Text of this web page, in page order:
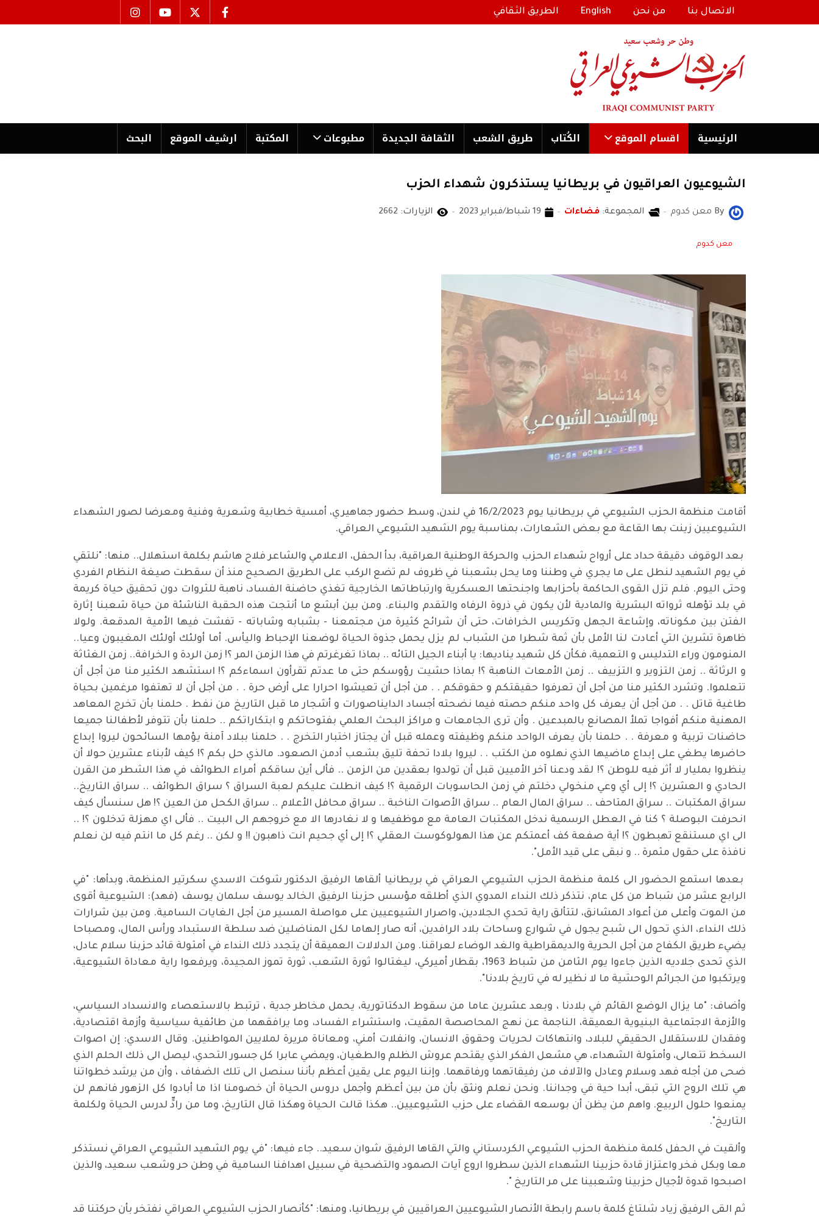
الاتصال بنا من نحن English الطريق الثقافي
الرئیسية اقسام الموقع الكُتاب طریق الشعب الثقافة الجدیدة مطبوعات المكتبة ارشیف الموقع البحث
الشيوعيون العراقيون في بريطانيا يستذكرون شهداء الحزب
By معن كدوم المجموعة: فضاءات 19 شباط/فبراير 2023 الزيارات: 2662
معن كدوم
أقامت منظمة الحزب الشيوعي في بريطانيا يوم 16/2/2023 في لندن، وسط حضور جماهيري، أمسية خطابية وشعرية وفنية ومعرضا لصور الشهداء
الشيوعيين زينت بها القاعة مع بعض الشعارات، بمناسبة يوم الشهيد الشيوعي العراقي.
بعد الوقوف دقيقة حداد على أرواح شهداء الحزب والحركة الوطنية العراقية، بدأ الحفل، الاعلامي والشاعر فلاح هاشم بكلمة استهلال.. منها: "نلتقي
في يوم الشهيد لنطل على ما يجري في وطننا وما يحل بشعبنا في ظروف لم تضع الركب على الطريق الصحيح منذ أن سقطت صيغة النظام الفردي
وحتى اليوم. فلم تزل القوى الحاكمة بأحزابها واجنحتها العسكرية وارتباطاتها الخارجية تغذي حاضنة الفساد، ناهبة للثروات دون تحقيق حياة كريمة
في بلد تؤهله ثرواته البشرية والمادية لأن يكون في ذروة الرفاه والتقدم والبناء. ومن بين أبشع ما أنتجت هذه الحقبة الناشئة من حياة شعبنا إثارة
الفتن بين مكوناته، وإشاعة الجهل وتكريس الخرافات، حتى أن شرائح كثيرة من مجتمعنا - بشبابه وشاباته - تفشت فيها الأمية المدقعة. ولولا
ظاهرة تشرين التي أعادت لنا الأمل بأن ثمة شطرا من الشباب لم يزل يحمل جذوة الحياة لوضعنا الإحباط واليأس. أما أولئك أولئك المغيبون وعيا..
المنومون وراء التدليس و التعمية، فكأن كل شهيد يناديها: يا أبناء الجيل التائه .. بماذا تغرغرتم في هذا الزمن المر ؟! زمن الردة و الخرافة.. زمن الغثاثة
و الرثاثة .. زمن التزوير و التزييف .. زمن الأمعات الناهبة ؟! بماذا حشيت رؤوسكم حتى ما عدتم تقرأون اسماءكم ؟! استشهد الكثير منا من أجل أن
تتعلموا. وتشرد الكثير منا من أجل أن تعرفوا حقيقتكم و حقوقكم . . من أجل أن تعيشوا احرارا على أرض حرة . . من أجل أن لا تهتفوا مرغمين بحياة
طاغية قاتل . . من أجل أن يعرف كل واحد منكم حصته فيما نضحته أجساد الدايناصورات و أشجار ما قبل التاريخ من نفط . حلمنا بأن تخرج المعاهد
المهنية منكم أفواجا تملأ المصانع بالمبدعين . وأن ترى الجامعات و مراكز البحث العلمي بفتوحاتكم و ابتكاراتكم .. حلمنا بأن تتوفر لأطفالنا جميعا
حاضنات تربية و معرفة . . حلمنا بأن يعرف الواحد منكم وظيفته وعمله قبل أن يجتاز اختبار التخرج . . حلمنا ببلاد آمنة يؤمها السائحون ليروا إبداع
حاضرها يطغي على إبداع ماضيها الذي نهلوه من الكتب . . ليروا بلادا تحفة تليق بشعب أدمن الصعود. مالذي حل بكم ؟! كيف لأبناء عشرين حولا أن
ينظروا بمليار لا أثر فيه للوطن ؟! لقد ودعنا آخر الأميين قبل أن تولدوا بعقدين من الزمن .. فألى أين ساقكم أمراء الطوائف في هذا الشطر من القرن
الحادي و العشرين ؟! إلى أي وعي منخولي دخلتم في زمن الحاسوبات الرقمية ؟! كيف انطلت عليكم لعبة السراق ؟ سراق الطوائف .. سراق التاريخ..
سراق المكتبات .. سراق المتاحف .. سراق المال العام .. سراق الأصوات الناخبة .. سراق محافل الأعلام .. سراق الكحل من العين ؟! هل سنسأل كيف
انحرفت البوصلة ؟ كنا في العطل الرسمية ندخل المكتبات العامة مع موظفيها و لا نغادرها الا مع خروجهم الى البيت .. فألى اي مهزلة تدخلون ؟! ..
الى اي مستنقع تهبطون ؟! أية صفعة كف أعمتكم عن هذا الهولوكوست العقلي ؟! إلى أي جحيم انت ذاهبون !! و لكن .. رغم كل ما انتم فيه لن نعلم
نافذة على حقول مثمرة .. و نبقى على قيد الأمل".
بعدها استمع الحضور الى كلمة منظمة الحزب الشيوعي العراقي في بريطانيا ألقاها الرفيق الدكتور شوكت الاسدي سكرتير المنظمة، وبدأها: "في
الرابع عشر من شباط من كل عام، نتذكر ذلك النداء المدوي الذي أطلقه مؤسس حزبنا الرفيق الخالد يوسف سلمان يوسف (فهد): الشيوعية أقوى
من الموت وأعلى من أعواد المشانق، لتتألق راية تحدي الجلادين، واصرار الشيوعيين على مواصلة المسير من أجل الغايات السامية. ومن بين شرارات
ذلك النداء، الذي تحول الى شبح يجول في شوارع وساحات بلاد الرافدين، أنه صار إلهاما لكل المناضلين ضد سلطة الاستبداد ورأس المال، ومصباحا
يضيء طريق الكفاح من أجل الحرية والديمقراطية والغد الوضاء لعراقنا. ومن الدلالات العميقة أن يتجدد ذلك النداء في أمثولة قائد حزبنا سلام عادل،
الذي تحدى جلاديه الذين جاءوا يوم الثامن من شباط 1963، بقطار أميركي، ليغتالوا ثورة الشعب، ثورة تموز المجيدة، ويرفعوا راية معاداة الشيوعية،
ويرتكبوا من الجرائم الوحشية ما لا نظير له في تاريخ بلادنا".
وأضاف: "ما يزال الوضع القائم في بلادنا ، وبعد عشرين عاما من سقوط الدكتاتورية، يحمل مخاطر جدية ، ترتبط بالاستعصاء والانسداد السياسي،
والأزمة الاجتماعية البنيوية العميقة، الناجمة عن نهج المحاصصة المقيت، واستشراء الفساد، وما يرافقهما من طائفية سياسية وأزمة اقتصادية،
وفقدان للاستقلال الحقيقي للبلاد، وانتهاكات لحريات وحقوق الانسان، وانفلات أمني، ومعاناة مريرة لملايين المواطنين. وقال الاسدي: إن اصوات
السخط تتعالى، وأمثولة الشهداء، هي مشعل الفكر الذي يقتحم عروش الظلم والطغيان، ويمضي عابرا كل جسور التحدي، ليصل الى ذلك الحلم الذي
ضحى من أجله فهد وسلام وعادل والآلاف من رفيقاتهما ورفاقهما. وإننا اليوم على يقين أعظم بأننا سنصل الى تلك الضفاف ، وأن من يرشد خطواتنا
هي تلك الروح التي تبقى، أبدا حية في وجداننا. ونحن نعلم ونثق بأن من بين أعظم وأجمل دروس الحياة أن خصومنا اذا ما أبادوا كل الزهور فانهم لن
يمنعوا حلول الربيع. واهم من يظن أن بوسعه القضاء على حزب الشيوعيين.. هكذا قالت الحياة وهكذا قال التاريخ، وما من رادٍّ لدرس الحياة ولكلمة
التاريخ".
وألقيت في الحفل كلمة منظمة الحزب الشيوعي الكردستاني والتي القاها الرفيق شوان سعيد.. جاء فيها: "في يوم الشهيد الشيوعي العراقي نستذكر
معا وبكل فخر واعتزاز قادة حزبينا الشهداء الذين سطروا اروع آيات الصمود والتضحية في سبيل اهدافنا السامية في وطن حر وشعب سعيد، والذين
اصبحوا قدوة لأجيال حزبينا وشعبينا على مر التاريخ ".
ثم القى الرفيق زياد شلتاغ كلمة باسم رابطة الأنصار الشيوعيين العراقيين في بريطانيا، ومنها: "كأنصار الحزب الشيوعي العراقي نفتخر بأن حركتنا قد